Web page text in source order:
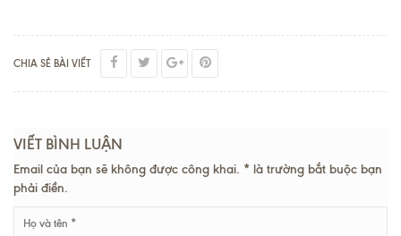
CHIA SẺ BÀI VIẾT
VIẾT BÌNH LUẬN
Email của bạn sẽ không được công khai. * là trường bắt buộc bạn
phải điền.